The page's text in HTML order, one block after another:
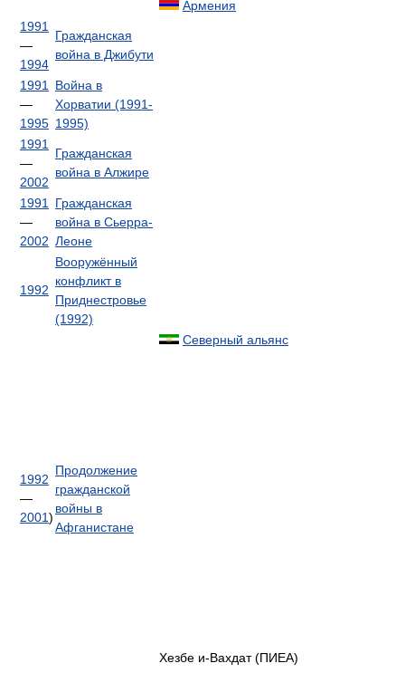
Армения
1991
—
1994
Гражданская
война в Джибути
1991
—
1995
Война в
Хорватии (1991-
1995)
1991
—
2002
Гражданская
война в Алжире
1991
—
2002
Гражданская
война в Сьерра-
Леоне
1992
Вооружённый
конфликт в
Приднестровье
(1992)
1992
—
2001)
Продолжение
гражданской
войны в
Афганистане
Северный альянс
Хезбе и-Вахдат (ПИЕА)